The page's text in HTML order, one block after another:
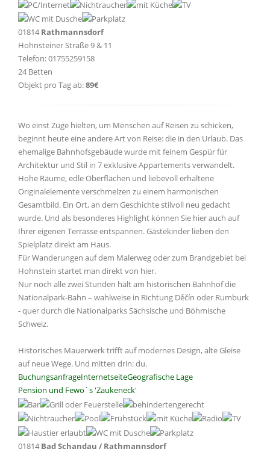
01814 Rathmannsdorf
Hohnsteiner Straße 9 & 11
Telefon: 01755259158
24 Betten
Objekt pro Tag ab:89€
Wo einst Züge hielten, um Menschen auf Reisen zu schicken,
beginnt heute eine andere Art von Reise: die in den Urlaub. Das
ehemalige Bahnhofsgebäude wurde mit feinem Gespür für
Architektur und Stil in 7 exklusive Appartements verwandelt.
Hohe Räume, edle Oberflächen und liebevoll erhaltene
Originalelemente verschmelzen zu einem harmonischen
Gesamtbild. Ein Ort, an dem Geschichte stilvoll neu gedacht
wurde. Und als besonderes Highlight können Sie hier auch auf
Ihrer eigenen Terrasse entspannen. Gästekinder lieben den
Spielplatz direkt am Haus.
Für Wanderungen auf dem Malerweg oder zum Brandgebiet bei
Hohnstein startet man direkt von hier.
Nur noch alle zwei Stunden hält am historischen Bahnhof die
Nationalpark-Bahn – wahlweise in Richtung Děčín oder Rumburk
- quer durch die Nationalparks Sächsische und Böhmische
Schweiz.
Historisches Mauerwerk trifft auf modernes Design, alte Gleise
auf neue Wege. Und mitten drin: du.
BuchungsanfrageInternetseiteGeografische Lage
Pension und Fewo`s 'Zaukeneck'
01814 Bad Schandau / Rathmannsdorf